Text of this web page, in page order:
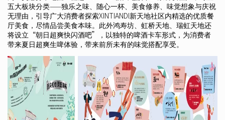
五大板块分类——独乐之味、随心一杯、美食修养、味觉想象与庆祝
无理由，引导广大消费者探索XINTIANDI新天地社区内精选的优质餐
厅美食，尽情品尝美食本味。此外鸿寿坊、虹桥天地、瑞虹天地还
将设立“朝日超爽快闪酒吧”，以独特的啤酒卡车形式，为消费者
带来夏日超爽生啤体验，带来前所未有的味觉搭配享受。